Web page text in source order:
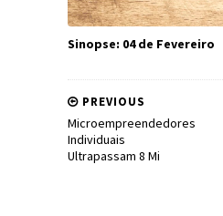
Sinopse: 04 de Fevereiro
PREVIOUS
Microempreendedores
Individuais
Ultrapassam 8 Mi